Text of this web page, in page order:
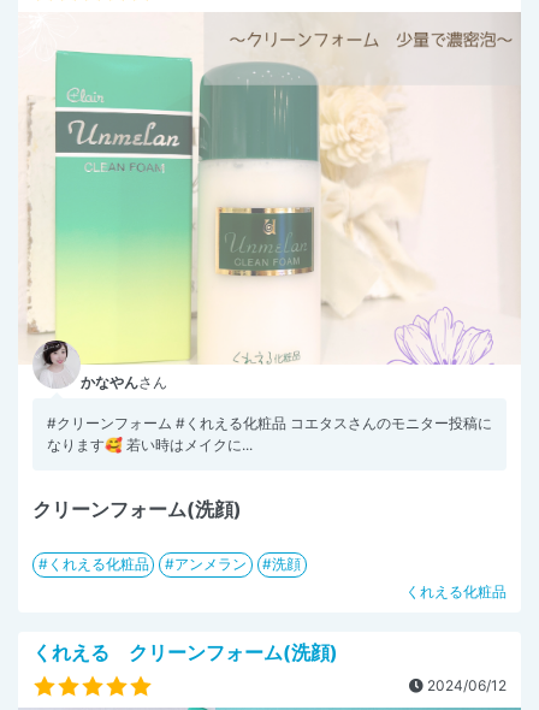
かなやんさん
#クリーンフォーム #くれえる化粧品 コエタスさんのモニター投稿に
なります🥰 若い時はメイクに...
クリーンフォーム(洗顔)
くれえる化粧品 アンメラン
洗顔
くれえる化粧品
くれえる クリーンフォーム(洗顔)
2024/06/12